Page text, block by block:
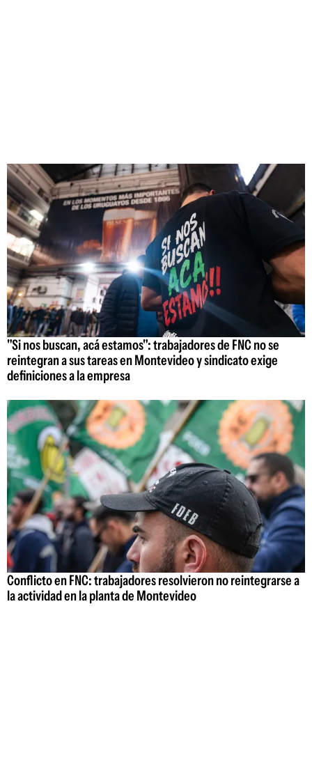
"Si nos buscan, acá estamos": trabajadores de FNC no se
reintegran a sus tareas en Montevideo y sindicato exige
definiciones a la empresa
Conflicto en FNC: trabajadores resolvieron no reintegrarse a
la actividad en la planta de Montevideo